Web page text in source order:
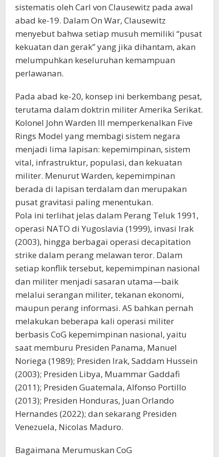
sistematis oleh Carl von Clausewitz pada awal
abad ke-19. Dalam On War, Clausewitz
menyebut bahwa setiap musuh memiliki “pusat
kekuatan dan gerak” yang jika dihantam, akan
melumpuhkan keseluruhan kemampuan
perlawanan.
Pada abad ke-20, konsep ini berkembang pesat,
terutama dalam doktrin militer Amerika Serikat.
Kolonel John Warden III memperkenalkan Five
Rings Model yang membagi sistem negara
menjadi lima lapisan: kepemimpinan, sistem
vital, infrastruktur, populasi, dan kekuatan
militer. Menurut Warden, kepemimpinan
berada di lapisan terdalam dan merupakan
pusat gravitasi paling menentukan.
Pola ini terlihat jelas dalam Perang Teluk 1991,
operasi NATO di Yugoslavia (1999), invasi Irak
(2003), hingga berbagai operasi decapitation
strike dalam perang melawan teror. Dalam
setiap konflik tersebut, kepemimpinan nasional
dan militer menjadi sasaran utama—baik
melalui serangan militer, tekanan ekonomi,
maupun perang informasi. AS bahkan pernah
melakukan beberapa kali operasi militer
berbasis CoG kepemimpinan nasional, yaitu
saat memburu Presiden Panama, Manuel
Noriega (1989); Presiden Irak, Saddam Hussein
(2003); Presiden Libya, Muammar Gaddafi
(2011); Presiden Guatemala, Alfonso Portillo
(2013); Presiden Honduras, Juan Orlando
Hernandes (2022); dan sekarang Presiden
Venezuela, Nicolas Maduro.
Bagaimana Merumuskan CoG